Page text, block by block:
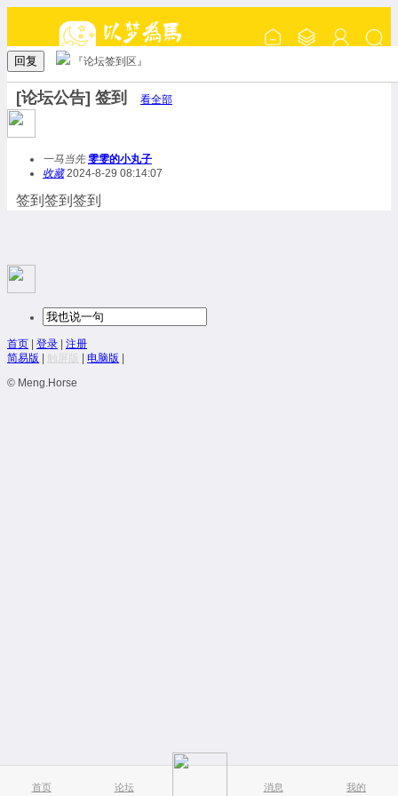
首页 论坛 消息 我的
回复 『论坛签到区』
[论坛公告] 签到 看全部
一马当先 雯雯的小丸子
收藏2024-8-29 08:14:07
签到签到签到
首页 登录
注册
简易版
触屏版 电脑版
© Meng.Horse